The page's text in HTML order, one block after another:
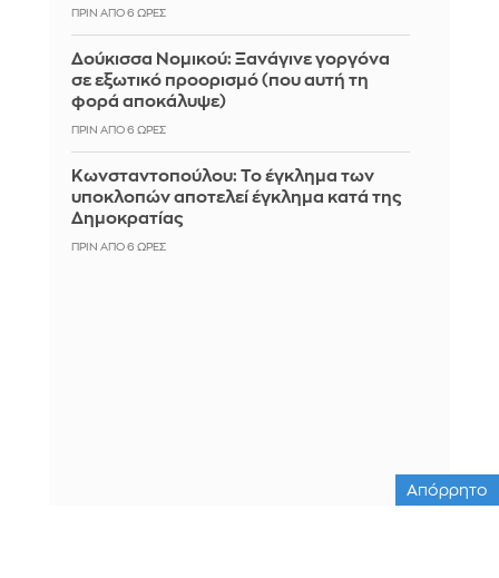
ΠΡΙΝ ΑΠΌ 6 ΏΡΕΣ
Δούκισσα Νομικού: Ξανάγινε γοργόνα
σε εξωτικό προορισμό (που αυτή τη
φορά αποκάλυψε)
ΠΡΙΝ ΑΠΌ 6 ΏΡΕΣ
Κωνσταντοπούλου: Το έγκλημα των
υποκλοπών αποτελεί έγκλημα κατά της
Δημοκρατίας
ΠΡΙΝ ΑΠΌ 6 ΏΡΕΣ
Απόρρητο